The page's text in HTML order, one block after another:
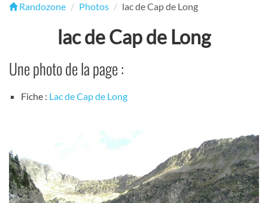
Randozone Photos lac de Cap de Long
lac de Cap de Long
Une photo de la page :
Fiche : Lac de Cap de Long